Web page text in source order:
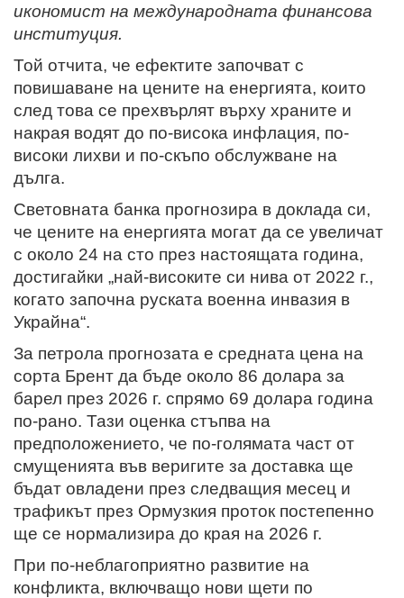
икономист на международната финансова
институция.
Той отчита, че ефектите започват с
повишаване на цените на енергията, които
след това се прехвърлят върху храните и
накрая водят до по-висока инфлация, по-
високи лихви и по-скъпо обслужване на
дълга.
Световната банка прогнозира в доклада си,
че цените на енергията могат да се увеличат
с около 24 на сто през настоящата година,
достигайки „най-високите си нива от 2022 г.,
когато започна руската военна инвазия в
Украйна“.
За петрола прогнозата е средната цена на
сорта Брент да бъде около 86 долара за
барел през 2026 г. спрямо 69 долара година
по-рано. Тази оценка стъпва на
предположението, че по-голямата част от
смущенията във веригите за доставка ще
бъдат овладени през следващия месец и
трафикът през Ормузкия проток постепенно
ще се нормализира до края на 2026 г.
При по-неблагоприятно развитие на
конфликта, включващо нови щети по